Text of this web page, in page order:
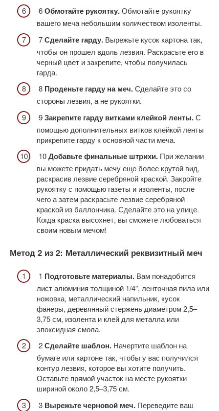
6Обмотайте рукоятку.Обмотайте рукоятку
вашего меча небольшим количеством изоленты.
7Сделайте гарду. Вырежьте кусок картона так,
чтобы он прошел вдоль лезвия. Раскрасьте его в
черный цвет и закрепите, чтобы получилась
гарда.
8 Проденьте гарду на меч.Сделайте это со
стороны лезвия, а не рукоятки.
9Закрепите гарду витками клейкой ленты.С
помощью дополнительных витков клейкой ленты
прикрепите гарду к основной части меча.
10Добавьте финальные штрихи. При желании
вы можете придать мечу еще более крутой вид,
раскрасив лезвие серебряной краской. Закройте
рукоятку с помощью газеты и изоленты, после
чего а затем раскрасьте лезвие серебряной
краской из баллончика. Сделайте это на улице.
Когда краска высохнет, вы сможете любоваться
своим новым мечом!
Метод 2 из 2: Металлический реквизитный меч
1 Подготовьте материалы. Вам понадобится
лист алюминия толщиной 1/4″, ленточная пила или
ножовка, металлический напильник, кусок
фанеры, деревянный стержень диаметром 2,5–
3,75 см, изолента и клей для металла или
эпоксидная смола.
2Сделайте шаблон. Начертите шаблон на
бумаге или картоне так, чтобы у вас получился
контур лезвия, которое вы хотите получить.
Оставьте прямой участок на месте рукоятки
шириной около 2,5–3,75 см.
3 Вырежьте черновой меч. Переведите ваш